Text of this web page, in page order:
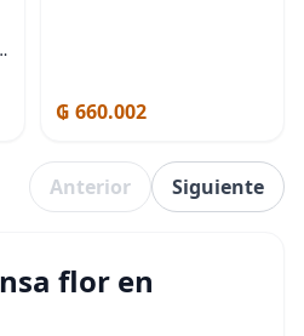
₲ 660.002
Anterior Siguiente
flor en